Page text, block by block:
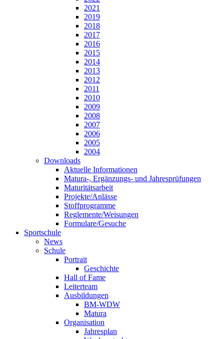
2021
2019
2018
2017
2016
2015
2014
2013
2012
2011
2010
2009
2008
2007
2006
2005
2004
Downloads
Aktuelle Informationen
Matura-, Ergänzungs- und Jahresprüfungen
Maturitätsarbeit
Projekte/Anlässe
Stoffprogramme
Reglemente/Weisungen
Formulare/Gesuche
Sportschule
News
Schule
Portrait
Geschichte
Hall of Fame
Leiterteam
Ausbildungen
BM-WDW
Matura
Organisation
Jahresplan